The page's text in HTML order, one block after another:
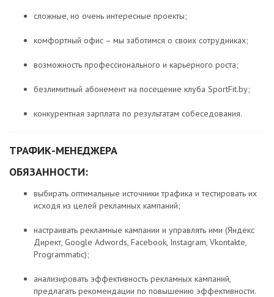
сложные, но очень интересные проекты;
комфортный офис – мы заботимся о своих сотрудниках;
возможность профессионального и карьерного роста;
безлимитный абонемент на посещение клуба SportFit.by;
конкурентная зарплата по результатам собеседования.
ТРАФИК-МЕНЕДЖЕРА
ОБЯЗАННОСТИ:
выбирать оптимальные источники трафика и тестировать их
исходя из целей рекламных кампаний;
настраивать рекламные кампании и управлять ими (Яндекс
Директ, Google Adwords, Facebook, Instagram, Vkontakte,
Programmatic);
анализировать эффективность рекламных кампаний,
предлагать рекомендации по повышению эффективности.